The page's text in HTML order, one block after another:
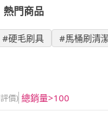
熱門商品
#硬毛刷具 #馬桶刷清
價) 總銷量>100